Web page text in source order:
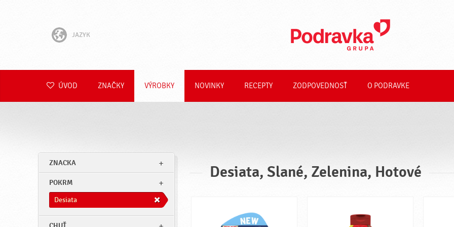
JAZYK
Hrvatski
Română
Deutsch
ÚVOD ZNAČKY VÝROBKY NOVINKY RECEPTY ZODPOVEDNOSŤ O PODRAVKE
ZNACKA
POKRM
Desiata
Desiata, Slané, Zelenina, Hotové